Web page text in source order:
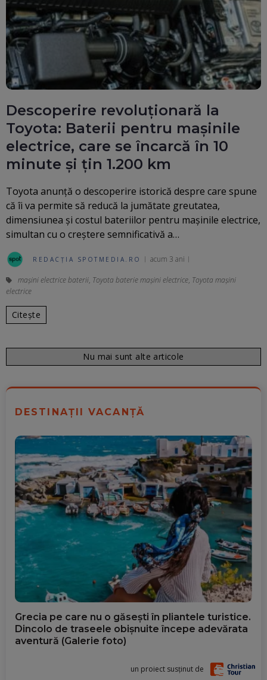
Descoperire revoluționară la
Toyota: Baterii pentru mașinile
electrice, care se încarcă în 10
minute și țin 1.200 km
Toyota anunţă o descoperire istorică despre care spune
că îi va permite să reducă la jumătate greutatea,
dimensiunea şi costul bateriilor pentru maşinile electrice,
simultan cu o creştere semnificativă a…
REDACȚIA SPOTMEDIA.RO acum 3 ani
maşini electrice baterii, Toyota baterie maşini electrice, Toyota maşini
electrice
Citește
Nu mai sunt alte articole
DESTINAȚII VACANȚĂ
Grecia pe care nu o găsești în pliantele turistice.
Dincolo de traseele obișnuite începe adevărata
aventură (Galerie foto)
un proiect susținut de